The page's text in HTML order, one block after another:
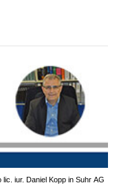
iur. Daniel Kopp in Suhr AG